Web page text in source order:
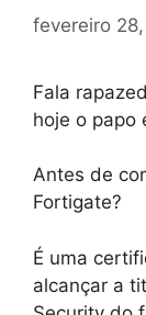
fevereiro
Fala
hoje o papo
Antes de
Fortigate?
É uma
alcançar a